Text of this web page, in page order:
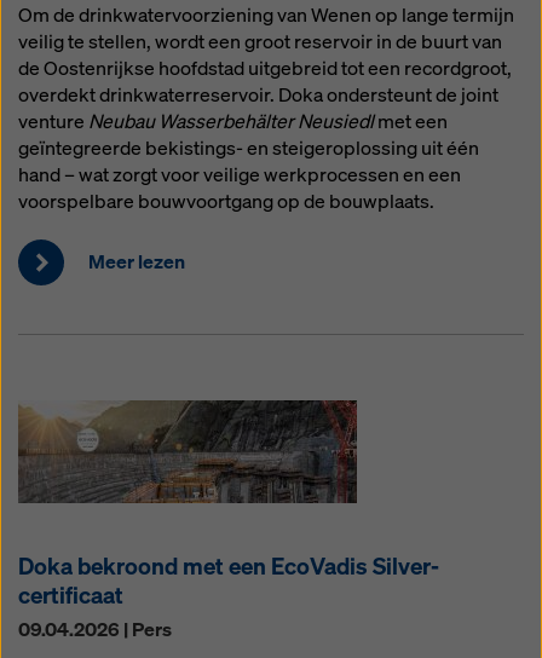
Om de drinkwatervoorziening van Wenen op lange termijn
veilig te stellen, wordt een groot reservoir in de buurt van
de Oostenrijkse hoofdstad uitgebreid tot een recordgroot,
overdekt drinkwaterreservoir. Doka ondersteunt de joint
venture Neubau Wasserbehälter Neusiedlmet een
geïntegreerde bekistings- en steigeroplossing uit één
hand – wat zorgt voor veilige werkprocessen en een
voorspelbare bouwvoortgang op de bouwplaats.
Meer lezen
Doka bekroond met een EcoVadis Silver-
certificaat
09.04.2026 | Pers